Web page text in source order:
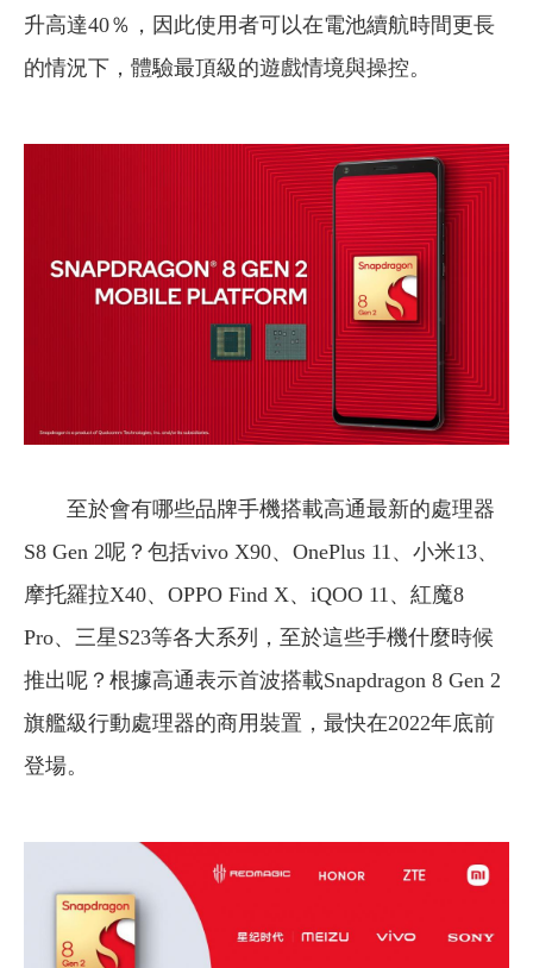
升高達40％，因此使用者可以在電池續航時間更長
的情況下，體驗最頂級的遊戲情境與操控。
至於會有哪些品牌手機搭載高通最新的處理器
S8 Gen 2呢？包括vivo X90、OnePlus 11、小米13、
摩托羅拉X40、OPPO Find X、iQOO 11、紅魔8
Pro、三星S23等各大系列，至於這些手機什麼時候
推出呢？根據高通表示首波搭載Snapdragon 8 Gen 2
旗艦級行動處理器的商用裝置，最快在2022年底前
登場。